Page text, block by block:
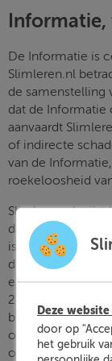
De Informatie is
Slimleren.nl
de samenstelling
dat de
aanvaardt
of indirecte
van de
roekeloosheid
Slimleren.nl wijst
dat Internet niet
is voor de
dat zich op
en fouten
24 uur per dag en
bieden, maar
of indirecte
onmogelijkheid
Deze
door op
het gebruik